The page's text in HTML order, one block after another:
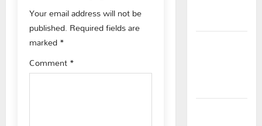
v
i
g
Your email address will not be
published. Required fields are
marked*
Comment*